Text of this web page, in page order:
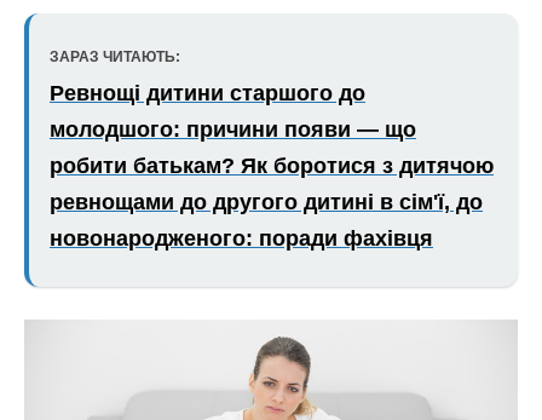
ЗАРАЗ ЧИТАЮТЬ:
Ревнощі дитини старшого до
молодшого: причини появи — що
робити батькам? Як боротися з дитячою
ревнощами до другого дитині в сім'ї, до
новонародженого: поради фахівця